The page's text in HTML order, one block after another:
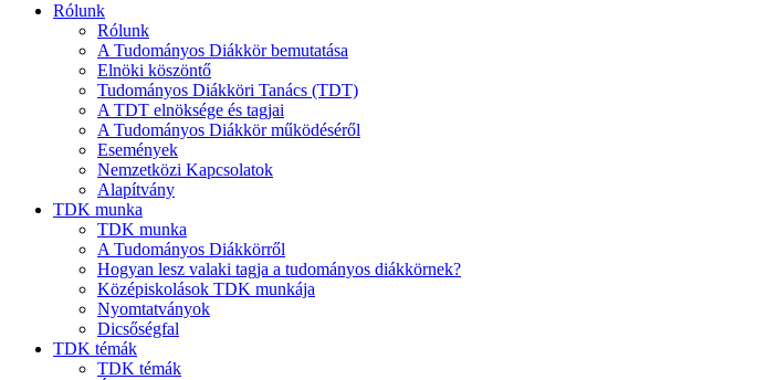
Rólunk
Rólunk
A Tudományos Diákkör bemutatása
Elnöki köszöntő
Tudományos Diákköri Tanács (TDT)
A TDT elnöksége és tagjai
A Tudományos Diákkör működéséről
Események
Nemzetközi Kapcsolatok
Alapítvány
TDK munka
TDK munka
A Tudományos Diákkörről
Hogyan lesz valaki tagja a tudományos diákkörnek?
Középiskolások TDK munkája
Nyomtatványok
Dicsőségfal
TDK témák
TDK témák